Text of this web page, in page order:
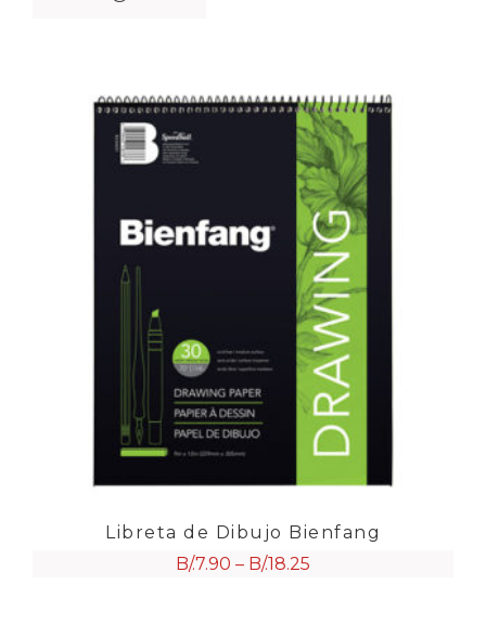
Libreta de Dibujo Bienfang
B/.7.90 – B/.18.25